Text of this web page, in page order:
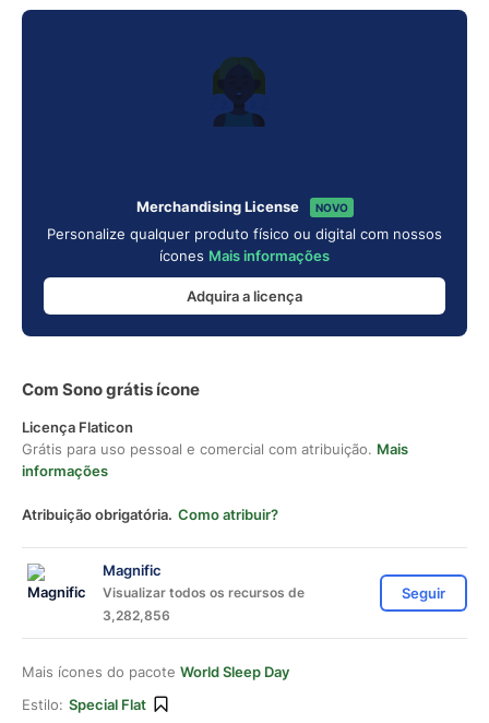
Merchandising License NOVO
Personalize qualquer produto físico ou digital com nossos
ícones Mais informações
Adquira a licença
Com Sono grátis ícone
Licença Flaticon
Grátis para uso pessoal e comercial com atribuição. Mais
informações
Atribuição obrigatória. Como atribuir?
Magnific
Visualizar todos os recursos de
3,282,856
Seguir
Mais ícones do pacote World Sleep Day
Estilo: Special Flat